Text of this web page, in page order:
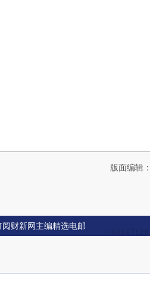
版面编辑
阅财新网主编精选电邮